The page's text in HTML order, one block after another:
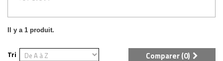
Il y a 1 produit.
Tri Comparer (0)